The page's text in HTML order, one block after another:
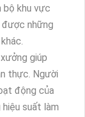
bộ khu vực
được những
giúp
thực. Người
động của
suất làm